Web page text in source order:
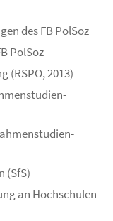
des FB PolSoz
PolSoz
(RSPO, 2013)
(SfS)
an Hochschulen